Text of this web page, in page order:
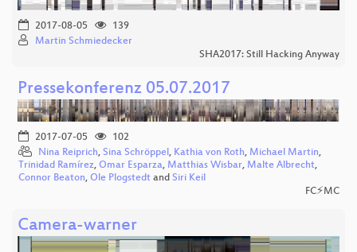
2017-08-05
139
Martin Schmiedecker
SHA2017: Still Hacking Anyway
Pressekonferenz 05.07.2017
2017-07-05
102
Nina Reiprich, Sina Schröppel, Kathia von Roth, Michael Martin,
Trinidad Ramírez, Omar Esparza, Matthias Wisbar, Malte Albrecht,
Connor Beaton, Ole Plogstedt and Siri Keil
FC⚡MC
Camera-warner